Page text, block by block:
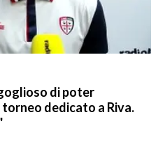
di poter
dedicato a Riva.